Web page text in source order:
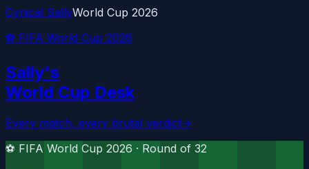
Cynical SallyWorld Cup 2026
⚽ FIFA World Cup 2026
Sally's
World Cup Desk
Every match, every brutal verdict→
⚽ FIFA World Cup 2026 · Round of 32